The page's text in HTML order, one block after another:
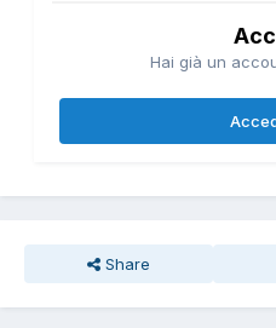
Hai già un
Share